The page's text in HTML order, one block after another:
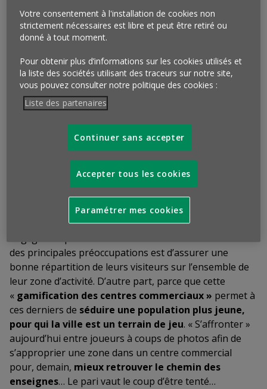
«portails», des points stratégiques qui concentreront
les événements des différents centres commerciaux.
Qu’en penser ?
Toujours en quête d’animations, d’événements ou de
nouveaux services susceptibles de maintenir leur
attractivité, les centres commerciaux peuvent aller
jusqu’à chercher à se rapprocher d’univers de prime
abord très éloignés du leurcomme le prouve ici
l’accord conclu par Unibail-Rodamco avec le jeu virtuel
Ingress. Ce rapprochement n’en est pas moins
stratégique. D’une part, parce que le principe de ce jeu
est d’inciter à interagir avec le monde réel pour
redécouvrir les lieux familiers. Un bénéfice non
négligeable pour des centres commerciaux dont une
des principales préoccupations est d’assurer une
bonne répartition de leurs visiteurs sur l’ensemble de
leur zone d’activité. D’autre part, parce que cette
« gamification des centres commerciaux » permet à
ces derniers de séduire une population plus jeune,
pour qui la ville est un terrain de jeu. « S’affronter »
aujourd’hui entre joueurs à coups de photos afin de
s’approprier une zone dans un centre commercial
pour, demain, mieux retrouver le chemin des
enseignes… Le pari vaut le coup d’être tenté…
Votre consentement à l'installation de cookies non
strictement nécessaires est libre et peut être retiré ou
donné à tout moment.
Pour obtenir plus d’informations sur les cookies utilisés et
la liste des sociétés utilisant des traceurs sur notre site,
vous pouvez consulter notre politique des cookies :
Liste des partenaires
Continuer sans accepter
Accepter tous les cookies
Paramétrer mes cookies